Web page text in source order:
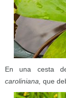
En una cesta
caroliniana, que